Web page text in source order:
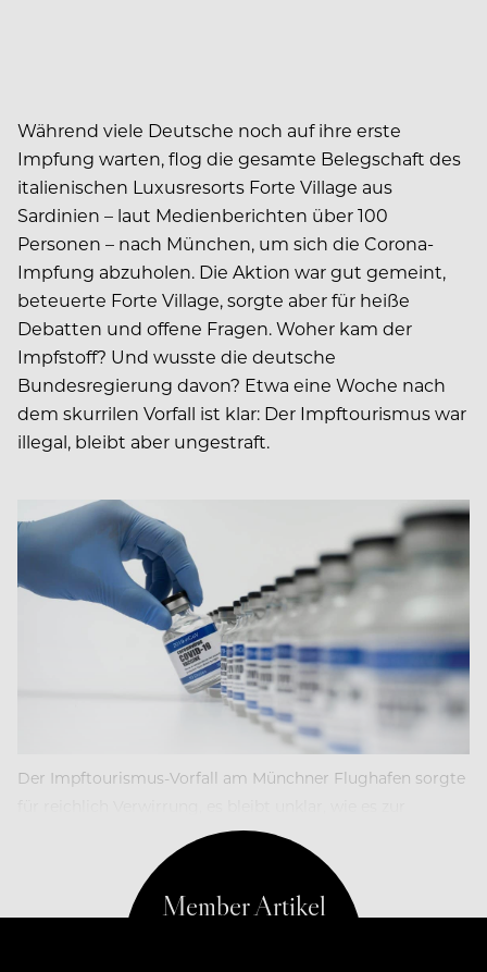
Während viele Deutsche noch auf ihre erste
Impfung warten, flog die gesamte Belegschaft des
italienischen Luxusresorts Forte Village aus
Sardinien – laut Medienberichten über 100
Personen – nach München, um sich die Corona-
Impfung abzuholen. Die Aktion war gut gemeint,
beteuerte Forte Village, sorgte aber für heiße
Debatten und offene Fragen. Woher kam der
Impfstoff? Und wusste die deutsche
Bundesregierung davon? Etwa eine Woche nach
dem skurrilen Vorfall ist klar: Der Impftourismus war
illegal, bleibt aber ungestraft.
Der Impftourismus-Vorfall am Münchner Flughafen sorgte
Massenimpfung kommen konnte